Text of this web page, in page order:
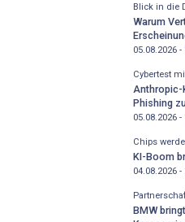
Blick in die
Warum
05.08.2026 -
Cybertest
Anthropic-
Phishing
05.08.2026 -
Chips
KI-Boom
04.08.2026 -
BMW